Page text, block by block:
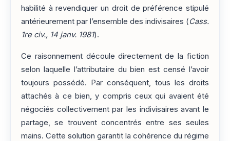
habilité à revendiquer un droit de préférence stipulé
antérieurement par l’ensemble des indivisaires (Cass.
1re civ., 14 janv. 1981).
Ce raisonnement découle directement de la fiction
selon laquelle l’attributaire du bien est censé l’avoir
toujours possédé. Par conséquent, tous les droits
attachés à ce bien, y compris ceux qui avaient été
négociés collectivement par les indivisaires avant le
partage, se trouvent concentrés entre ses seules
mains. Cette solution garantit la cohérence du régime